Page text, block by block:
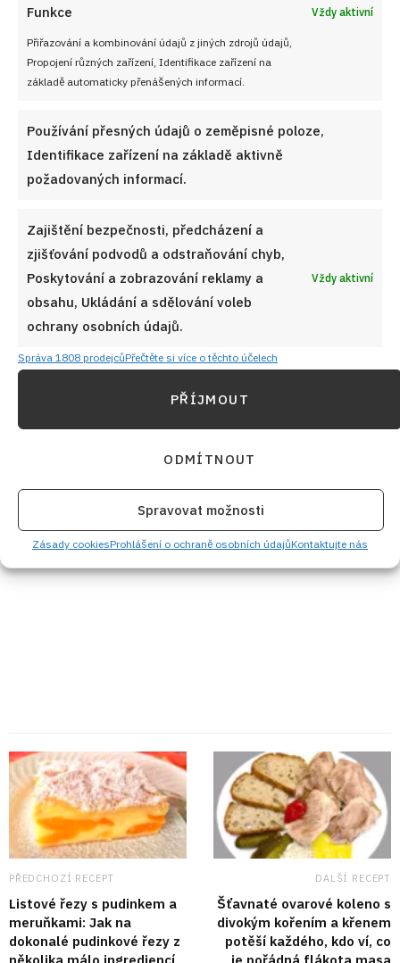
Funkce Vždy aktivní
Přiřazování a kombinování údajů z jiných zdrojů údajů,
Propojení různých zařízení, Identifikace zařízení na
základě automaticky přenášených informací.
Používání přesných údajů o zeměpisné poloze,
Identifikace zařízení na základě aktivně
požadovaných informací.
Zajištění bezpečnosti, předcházení a
zjišťování podvodů a odstraňování chyb,
Poskytování a zobrazování reklamy a
obsahu, Ukládání a sdělování voleb
ochrany osobních údajů.
Vždy aktivní
Správa 1808 prodejcůPřečtěte si více o těchto účelech
PŘÍJMOUT
ODMÍTNOUT
Spravovat možnosti
Zásady cookiesProhlášení o ochraně osobních údajůKontaktujte nás
ANGLICKÁ SLANINA ČESNEK
PIZZA
RAJČATOVÝ ZÁKLAD RODINNÁ VEČEŘE RYCHLÉ RECEPTY
ŠUNKA SUŠENÉ OREGANO SÝROVÉ POKRMY VEJCE
VYSOKÉ TĚSTO ŽAMPION ŽAMPIONY
Sdílet na FB
G Přidat do Google News
PŘEDCHOZÍ RECEPT
Listové řezy s pudinkem a
meruňkami: Jak na
dokonalé pudinkové řezy z
DALŠÍ RECEPT
Šťavnaté ovarové koleno s
divokým kořením a křenem
potěší každého, kdo ví, co